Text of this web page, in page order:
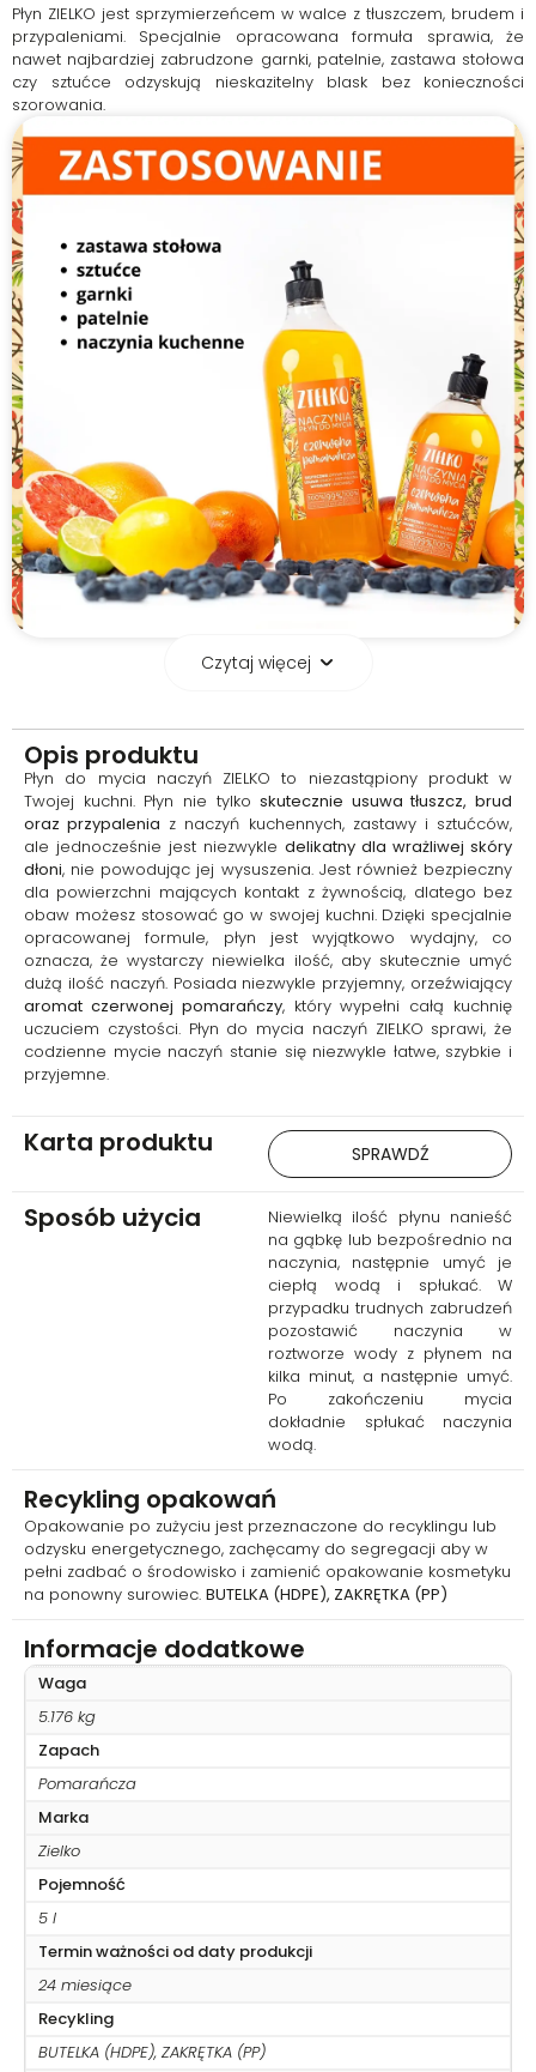
Płyn ZIELKO jest sprzymierzeńcem w walce z tłuszczem, brudem i
przypaleniami. Specjalnie opracowana formuła sprawia, że
nawet najbardziej zabrudzone garnki, patelnie, zastawa stołowa
czy sztućce odzyskują nieskazitelny blask bez konieczności
szorowania.
Produkt gwarantuje
nieskazitelną czystość bez
żadnych smug czy zacieków, co
czyni mycie naczyń szybkim i
bezproblemowym. Płyn jest
niezwykle wydajny i skuteczny,
co pozwala na oszczędne i
ekologiczne mycie naczyń.
Czytaj więcej
Opis produktu
Płyn do mycia naczyń ZIELKO to niezastąpiony produkt w
Twojej kuchni. Płyn nie tylkoskutecznie usuwa tłuszcz, brud
oraz przypalenia z naczyń kuchennych, zastawy i sztućców,
ale jednocześnie jest niezwykle delikatny dla wrażliwej skóry
dłoni, nie powodując jej wysuszenia. Jest również bezpieczny
dla powierzchni mających kontakt z żywnością, dlatego bez
obaw możesz stosować go w swojej kuchni. Dzięki specjalnie
opracowanej formule, płyn jest wyjątkowo wydajny, co
oznacza, że wystarczy niewielka ilość, aby skutecznie umyć
dużą ilość naczyń. Posiada niezwykle przyjemny, orzeźwiający
aromat czerwonej pomarańczy, który wypełni całą kuchnię
uczuciem czystości. Płyn do mycia naczyń ZIELKO sprawi, że
codzienne mycie naczyń stanie się niezwykle łatwe, szybkie i
przyjemne.
Karta produktu SPRAWDŹ
Sposób użycia
Niewielką ilość płynu nanieść
na gąbkę lub bezpośrednio na
naczynia, następnie umyć je
ciepłą wodą i spłukać. W
przypadku trudnych zabrudzeń
pozostawić naczynia w
roztworze wody z płynem na
kilka minut, a następnie umyć.
Po zakończeniu mycia
dokładnie spłukać naczynia
wodą.
Recykling opakowań
Opakowanie po zużyciu jest przeznaczone do recyklingu lub
odzysku energetycznego, zachęcamy do segregacji aby w
pełni zadbać o środowisko i zamienić opakowanie kosmetyku
na ponowny surowiec. BUTELKA (HDPE), ZAKRĘTKA (PP)
Informacje dodatkowe
Waga
5.176 kg
Zapach
Pomarańcza
Marka
Zielko
Pojemność
5 l
Termin ważności od daty produkcji
24 miesiące
Recykling
BUTELKA (HDPE), ZAKRĘTKA (PP)